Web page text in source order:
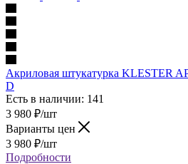
Акриловая штукатурка KLESTER
D
Есть в наличии: 141
3 980 ₽/шт
Варианты цен
3 980 ₽/шт
Подробности